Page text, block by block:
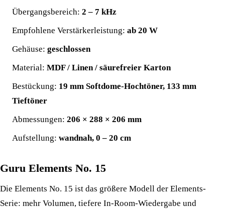
Übergangsbereich: 2 – 7 kHz
Empfohlene Verstärkerleistung: ab 20 W
Gehäuse: geschlossen
Material: MDF / Linen / säurefreier Karton
Bestückung: 19 mm Softdome-Hochtöner, 133 mm
Tieftöner
Abmessungen: 206 × 288 × 206 mm
Aufstellung: wandnah, 0 – 20 cm
Guru Elements No. 15
Die Elements No. 15 ist das größere Modell der Elements-
Serie: mehr Volumen, tiefere In-Room-Wiedergabe und